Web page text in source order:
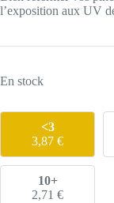
l’exposition aux UV
En stock
<3
3,87 €
10+
2,71 €